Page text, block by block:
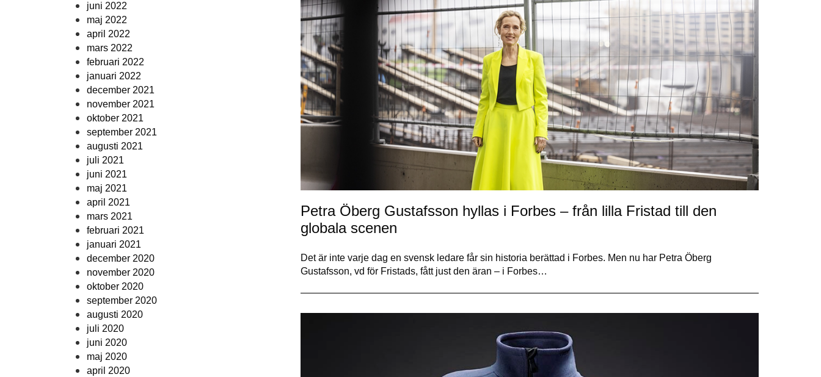
juni 2022
maj 2022
april 2022
mars 2022
februari 2022
januari 2022
december 2021
november 2021
oktober 2021
september 2021
augusti 2021
juli 2021
juni 2021
maj 2021
april 2021
mars 2021
februari 2021
januari 2021
december 2020
november 2020
oktober 2020
september 2020
augusti 2020
juli 2020
juni 2020
maj 2020
april 2020
Petra Öberg Gustafsson hyllas i Forbes – från lilla Fristad till den
globala scenen
Det är inte varje dag en svensk ledare får sin historia berättad i Forbes. Men nu har Petra Öberg
Gustafsson, vd för Fristads, fått just den äran – i Forbes…